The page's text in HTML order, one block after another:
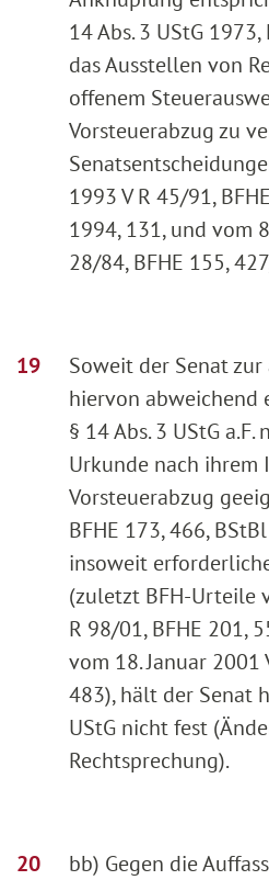
14 Abs. 3 UStG
das Ausstellen von
offenem
Vorsteuerabzug zu
1993 V R 45/91,
1994, 131, und vom
28/84, BFHE 155,
Soweit der Senat
hiervon abweichend
§ 14 Abs. 3 UStG
Urkunde nach ihrem
Vorsteuerabzug
BFHE 173, 466,
insoweit
(zuletzt BFH-Urteile
R 98/01, BFHE 201,
vom 18. Januar 2001
483), hält der Senat
UStG nicht fest
Rechtsprechung).
bb) Gegen die